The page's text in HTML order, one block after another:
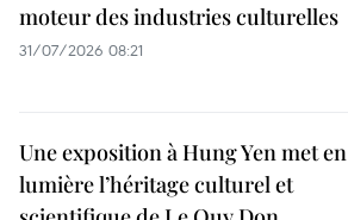
moteur des industries culturelles
31/07/2026 08:21
Une exposition à Hung Yen met en
lumière l’héritage culturel et